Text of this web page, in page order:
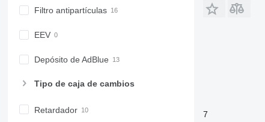
Filtro antipartículas
EEV
Depósito de AdBlue
Tipo de caja de cambios
Retardador
7